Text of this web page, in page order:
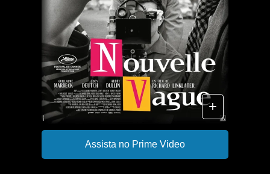
+
Assista no Prime Video